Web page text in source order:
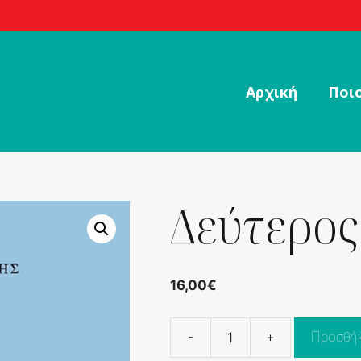
Αρχική
16,00€
-
Δεύτερος
+